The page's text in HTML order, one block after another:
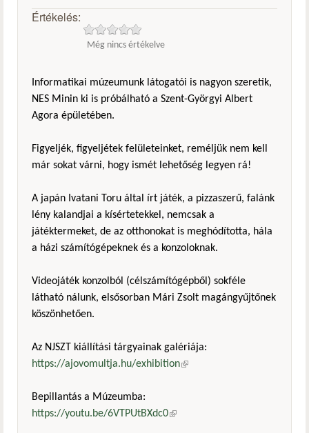
Értékelés:
Még nincs értékelve
Informatikai múzeumunk látogatói is nagyon szeretik,
NES Minin ki is próbálható a Szent-Györgyi Albert
Agora épületében.
Figyeljék, figyeljétek felületeinket, reméljük nem kell
már sokat várni, hogy ismét lehetőség legyen rá!
A japán Ivatani Toru által írt játék, a pizzaszerű, falánk
lény kalandjai a kísértetekkel, nemcsak a
játéktermeket, de az otthonokat is meghódította, hála
a házi számítógépeknek és a konzoloknak.
Videojáték konzolból (célszámítógépből) sokféle
látható nálunk, elsősorban Mári Zsolt magángyűjtőnek
köszönhetően.
Az NJSZT kiállítási tárgyainak galériája:
https://ajovomultja.hu/exhibition(külső hivatkozás)
Bepillantás a Múzeumba:
https://youtu.be/6VTPUtBXdc0(külső hivatkozás)